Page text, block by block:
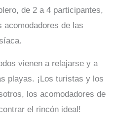
de 2 a 4 participantes,
acomodadores de las
vienen a relajarse y a
playas. ¡Los turistas y los
los acomodadores de
el rincón ideal!